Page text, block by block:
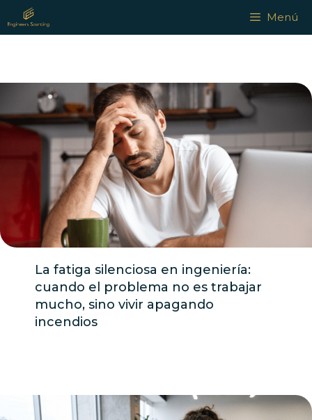
Saltar
al
Menú
La fatiga silenciosa en ingeniería:
cuando el problema no es trabajar
mucho, sino vivir apagando
incendios